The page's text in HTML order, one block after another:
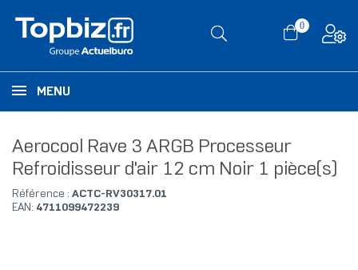
0
MENU
Aerocool Rave 3 ARGB Processeur
Refroidisseur d'air 12 cm Noir 1 pièce(s)
Référence : ACTC-RV30317.01
EAN: 4711099472239